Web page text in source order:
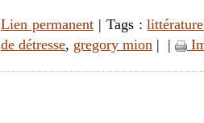
Lien permanent| Tags :littérature
de détresse, gregory mion | |